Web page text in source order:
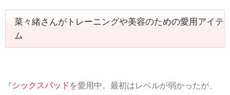
菜々緒さんがトレーニングや美容のための愛用アイテ
ム
「シックスパッドを愛用中。最初はレベルが弱かったが、